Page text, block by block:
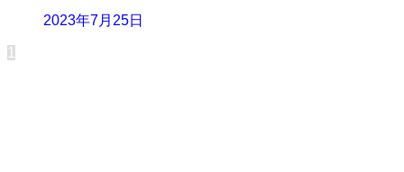
2023年7月25日
1